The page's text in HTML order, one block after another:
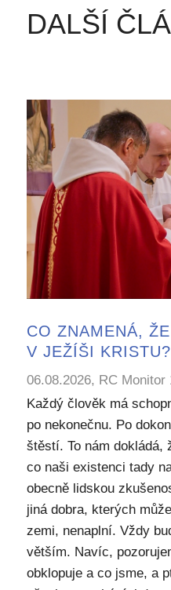
DALŠÍ
CO ZNAMENÁ,
V JEŽÍŠI KRISTU?
06.08.2026, RC Monitor
Každý člověk má
po nekonečnu. Po
štěstí. To nám dokládá,
co naši existenci tady
obecně lidskou
jiná dobra, kterých
zemi, nenaplní. Vždy
větším. Navíc,
obklopuje a co jsme, a